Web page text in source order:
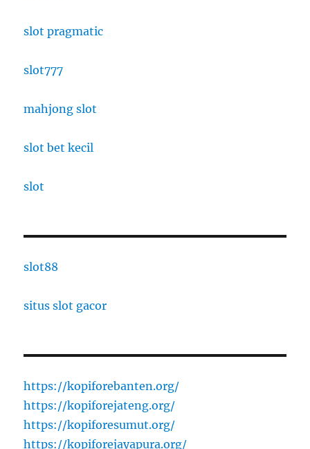
slot pragmatic
slot777
mahjong slot
slot bet kecil
slot
slot88
situs slot gacor
https://kopiforebanten.org/
https://kopiforejateng.org/
https://kopiforesumut.org/
https://kopiforejayapura.org/